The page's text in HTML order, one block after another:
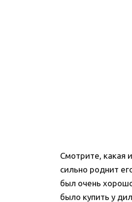
Смотрите, какая
сильно роднит
был очень
было купить у